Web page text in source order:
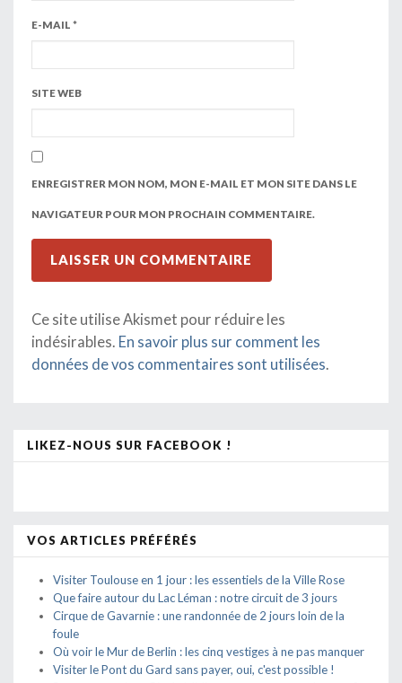
E-MAIL *
SITE WEB
ENREGISTRER MON NOM, MON E-MAIL ET MON SITE DANS LE
NAVIGATEUR POUR MON PROCHAIN COMMENTAIRE.
Ce site utilise Akismet pour réduire les
indésirables. En savoir plus sur comment les
données de vos commentaires sont utilisées.
LIKEZ-NOUS SUR FACEBOOK !
VOS ARTICLES PRÉFÉRÉS
Visiter Toulouse en 1 jour : les essentiels de la Ville Rose
Que faire autour du Lac Léman : notre circuit de 3 jours
Cirque de Gavarnie : une randonnée de 2 jours loin de la
foule
Où voir le Mur de Berlin : les cinq vestiges à ne pas manquer
Visiter le Pont du Gard sans payer, oui, c'est possible !